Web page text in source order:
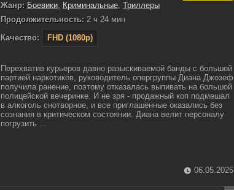
Жанр: Боевики, Криминальные, Триллеры
Продолжительность: 2 ч 24 мин
Качество:
FHD (1080p)
Перехватив курьеров давно разыскиваемой банды с большой
партией наркотиков, руководитель опергруппы Диана Джозеф
получила ранение, поэтому отказалась выпивать на большой
полицейской вечеринке. И не зря - продажный коп подмешал
в алкоголь снотворное, и все приглашённые оказались без
сознания в критическом состоянии. Диана велит персоналу
погрузить ...
06.05.2025